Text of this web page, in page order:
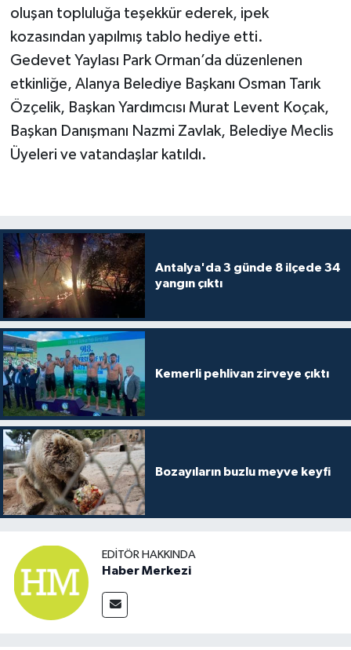
oluşan topluluğa teşekkür ederek, ipek
kozasından yapılmış tablo hediye etti.
Gedevet Yaylası Park Orman’da düzenlenen
etkinliğe, Alanya Belediye Başkanı Osman Tarık
Özçelik, Başkan Yardımcısı Murat Levent Koçak,
Başkan Danışmanı Nazmi Zavlak, Belediye Meclis
Üyeleri ve vatandaşlar katıldı.
Antalya'da 3 günde 8 ilçede 34
yangın çıktı
Kemerli pehlivan zirveye çıktı
Bozayıların buzlu meyve keyfi
EDITÖR HAKKINDA
Haber Merkezi